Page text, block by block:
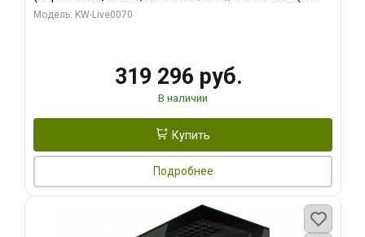
модуля)/ Gigabyte RTX5080 XTREME WATERFORCE
Модель: KW-Live0070
319 296 руб.
В наличии
Купить
Подробнее